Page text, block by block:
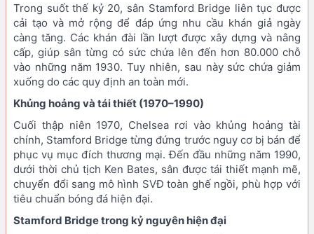
Trong suốt thế kỷ 20, sân Stamford Bridge liên tục được
cải tạo và mở rộng để đáp ứng nhu cầu khán giả ngày
càng tăng. Các khán đài lần lượt được xây dựng và nâng
cấp, giúp sân từng có sức chứa lên đến hơn 80.000 chỗ
vào những năm 1930. Tuy nhiên, sau này sức chứa giảm
xuống do các quy định an toàn mới.
Khủng hoảng và tái thiết (1970–1990)
Cuối thập niên 1970, Chelsea rơi vào khủng hoảng tài
chính, Stamford Bridge từng đứng trước nguy cơ bị bán để
phục vụ mục đích thương mại. Đến đầu những năm 1990,
dưới thời chủ tịch Ken Bates, sân được tái thiết mạnh mẽ,
chuyển đổi sang mô hình SVĐ toàn ghế ngồi, phù hợp với
tiêu chuẩn bóng đá hiện đại.
Stamford Bridge trong kỷ nguyên hiện đại